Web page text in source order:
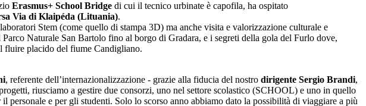
Erasmus+ School Bridge di cui il tecnico urbinate è capofila, ha ospitato
Via di Klaipéda (Lituania).
Stem (come quello di stampa 3D) ma anche visita e valorizzazione culturale e
Naturale San Bartolo fino al borgo di Gradara, e i segreti della gola del Furlo dove,
fluire placido del fiume Candigliano.
, referente dell’internazionalizzazione - grazie alla fiducia del nostro dirigente Sergio Brandi,
riusciamo a gestire due consorzi, uno nel settore scolastico (SCHOOL) e uno in quello
personale e per gli studenti. Solo lo scorso anno abbiamo dato la possibilità di viaggiare a più